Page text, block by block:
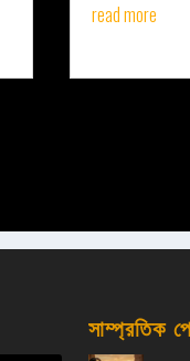
read more
সাম্প্রতিক